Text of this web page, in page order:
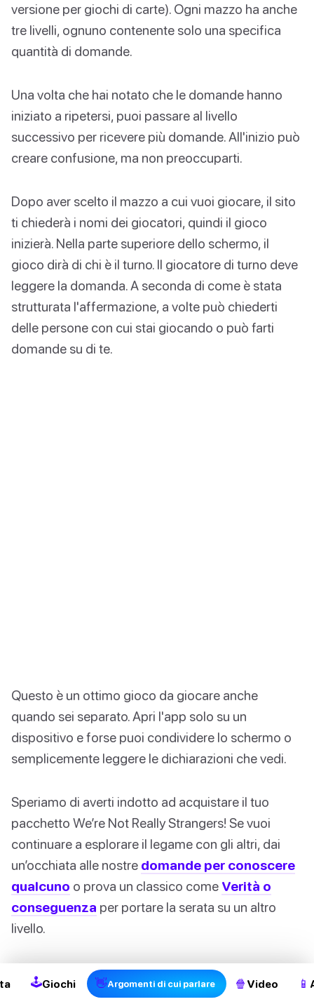
2
versione per giochi di carte). Ogni mazzo ha anche
tre livelli, ognuno contenente solo una specifica
quantità di domande.
Una volta che hai notato che le domande hanno
iniziato a ripetersi, puoi passare al livello
successivo per ricevere più domande. All'inizio può
creare confusione, ma non preoccuparti.
Dopo aver scelto il mazzo a cui vuoi giocare, il sito
ti chiederà i nomi dei giocatori, quindi il gioco
inizierà. Nella parte superiore dello schermo, il
gioco dirà di chi è il turno. Il giocatore di turno deve
leggere la domanda. A seconda di come è stata
strutturata l'affermazione, a volte può chiederti
delle persone con cui stai giocando o può farti
domande su di te.
Questo è un ottimo gioco da giocare anche
quando sei separato. Apri l'app solo su un
dispositivo e forse puoi condividere lo schermo o
semplicemente leggere le dichiarazioni che vedi.
Speriamo di averti indotto ad acquistare il tuo
pacchetto We’re Not Really Strangers! Se vuoi
continuare a esplorare il legame con gli altri, dai
un’occhiata alle nostre domande per conoscere
qualcuno o prova un classico come Verità o
conseguenza per portare la serata su un altro
livello.
Avvertimento: possono sorgere
sentimenti!
🕹Giochi 👋Argomenti di cui parlare 🍿 Video 📱